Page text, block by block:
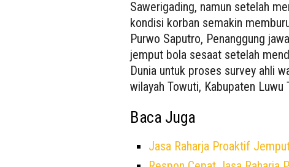
Sawerigading, namun setelah
kondisi korban semakin
Purwo Saputro, Penanggung
jemput bola sesaat setelah
Dunia untuk proses survey ahli
wilayah Towuti, Kabupaten
Baca Juga
Jasa Raharja Proaktif